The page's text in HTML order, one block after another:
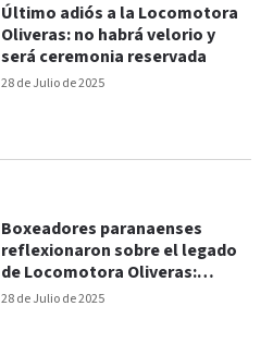
28 de Julio de 2025
Último adiós a la Locomotora
Oliveras: no habrá velorio y
será ceremonia reservada
28 de Julio de 2025
Boxeadores paranaenses
reflexionaron sobre el legado
de Locomotora Oliveras:
“Siempre será recordada”